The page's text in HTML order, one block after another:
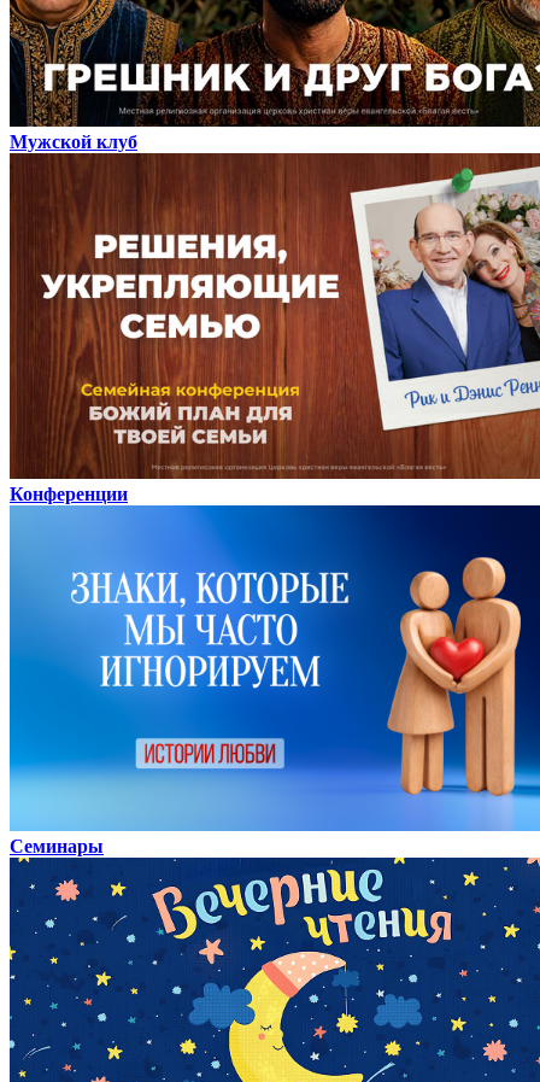
Мужской клуб
Конференции
Семинары